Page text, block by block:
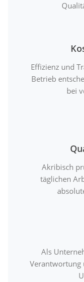
Effizienz und
Betrieb
bei
Akribisch
täglichen
Als
Verantwortung